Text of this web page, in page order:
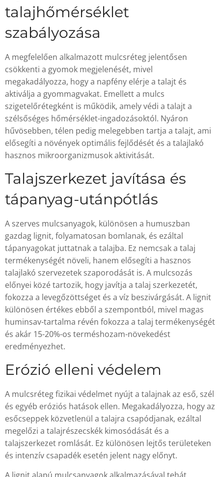
talajhőmérséklet
szabályozása
A megfelelően alkalmazott mulcsréteg jelentősen
csökkenti a gyomok megjelenését, mivel
megakadályozza, hogy a napfény elérje a talajt és
aktiválja a gyommagvakat. Emellett a mulcs
szigetelőrétegként is működik, amely védi a talajt a
szélsőséges hőmérséklet-ingadozásoktól. Nyáron
hűvösebben, télen pedig melegebben tartja a talajt, ami
elősegíti a növények optimális fejlődését és a talajlakó
hasznos mikroorganizmusok aktivitását.
Talajszerkezet javítása és
tápanyag-utánpótlás
A szerves mulcsanyagok, különösen a humuszban
gazdag lignit, folyamatosan bomlanak, és ezáltal
tápanyagokat juttatnak a talajba. Ez nemcsak a talaj
termékenységét növeli, hanem elősegíti a hasznos
talajlakó szervezetek szaporodását is. A mulcsozás
előnyei közé tartozik, hogy javítja a talaj szerkezetét,
fokozza a levegőzöttséget és a víz beszivárgását. A lignit
különösen értékes ebből a szempontból, mivel magas
huminsav-tartalma révén fokozza a talaj termékenységét
és akár 15-20%-os terméshozam-növekedést
eredményezhet.
Erózió elleni védelem
A mulcsréteg fizikai védelmet nyújt a talajnak az eső, szél
és egyéb eróziós hatások ellen. Megakadályozza, hogy az
esőcseppek közvetlenül a talajra csapódjanak, ezáltal
megelőzi a talajrészecskék kimosódását és a
talajszerkezet romlását. Ez különösen lejtős területeken
és intenzív csapadék esetén jelent nagy előnyt.